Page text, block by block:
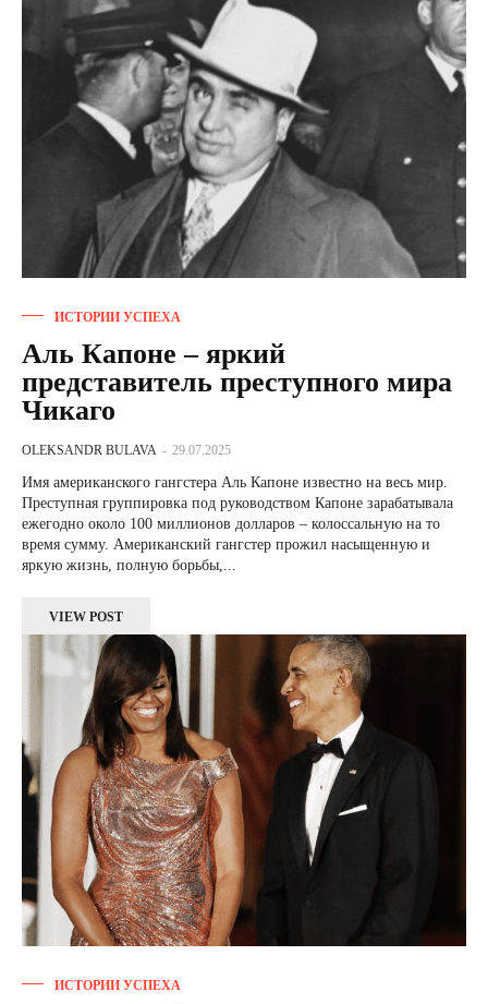
ИСТОРИИ УСПЕХА
Аль Капоне – яркий
представитель преступного мира
Чикаго
OLEKSANDR BULAVA - 29.07.2025
Имя американского гангстера Аль Капоне известно на весь мир.
Преступная группировка под руководством Капоне зарабатывала
ежегодно около 100 миллионов долларов – колоссальную на то
время сумму. Американский гангстер прожил насыщенную и
яркую жизнь, полную борьбы,...
VIEW POST
ИСТОРИИ УСПЕХА